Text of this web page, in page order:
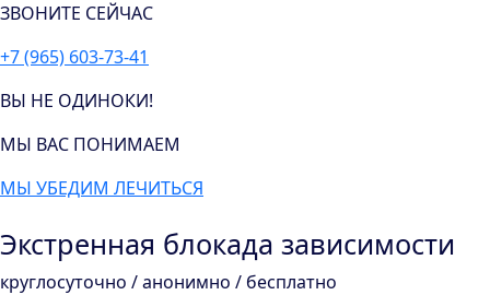
ЗВОНИТЕ СЕЙЧАС
+7 (965) 603-73-41
ВЫ НЕ ОДИНОКИ!
МЫ ВАС ПОНИМАЕМ
МЫ УБЕДИМ ЛЕЧИТЬСЯ
Экстренная блокада зависимости
круглосуточно / анонимно / бесплатно